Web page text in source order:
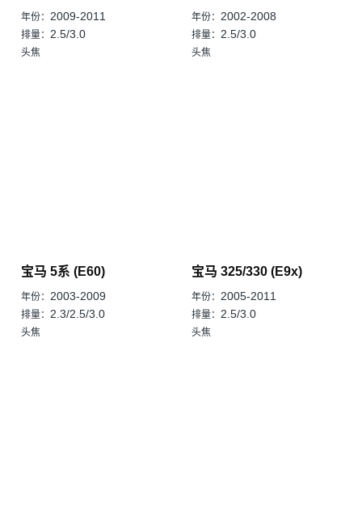
年份： 2009-2011
排量： 2.5/3.0
头焦
年份： 2002-2008
排量： 2.5/3.0
头焦
宝马 5系 (E60)
年份： 2003-2009
排量： 2.3/2.5/3.0
头焦
宝马 325/330 (E9x)
年份： 2005-2011
排量： 2.5/3.0
头焦